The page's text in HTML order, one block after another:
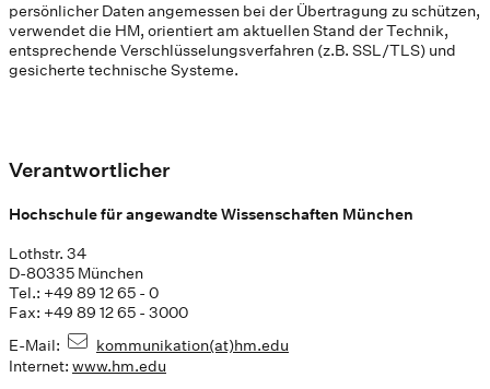
persönlicher Daten angemessen bei der Übertragung zu schützen,
verwendet die HM, orientiert am aktuellen Stand der Technik,
entsprechende Verschlüsselungsverfahren (z.B. SSL/TLS) und
gesicherte technische Systeme.
Verantwortlicher
Hochschule für angewandte Wissenschaften München
Lothstr. 34
D-80335 München
Tel.: +49 89 12 65 - 0
Fax: +49 89 12 65 - 3000
E-Mail:
kommunikation(at)hm.edu
Internet: www.hm.edu